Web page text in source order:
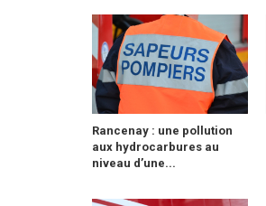
Rancenay : une pollution
aux hydrocarbures au
niveau d’une...